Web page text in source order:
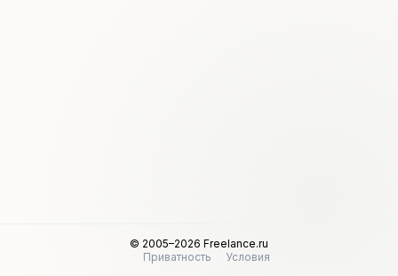
© 2005–2026 Freelance.ru
Приватность
Условия